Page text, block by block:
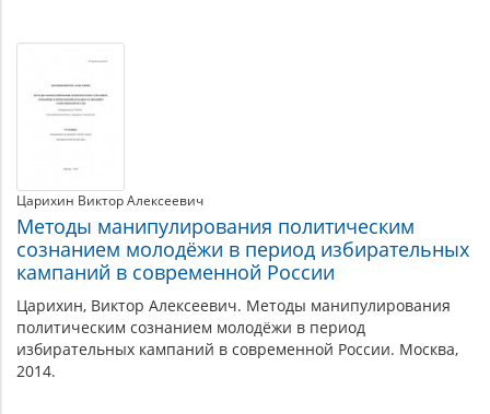
Материалы
теме
Царихин Виктор Алексеевич
Методы манипулирования политическим
сознанием молодёжи в период избирательных
кампаний в современной России
Царихин, Виктор Алексеевич. Методы манипулирования
политическим сознанием молодёжи в период
избирательных кампаний в современной России. Москва,
2014.